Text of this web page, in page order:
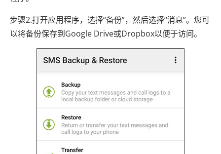
步骤2.打开应用程序，选择“备份”，然后选择“消息”。您可
以将备份保存到Google Drive或Dropbox以便于访问。